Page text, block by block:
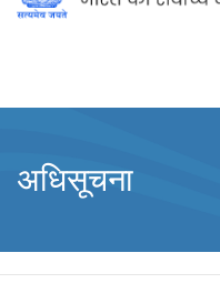
अधिसूचना